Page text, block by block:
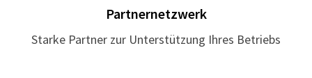
Partnernetzwerk
Starke Partner zur Unterstützung Ihres Betriebs